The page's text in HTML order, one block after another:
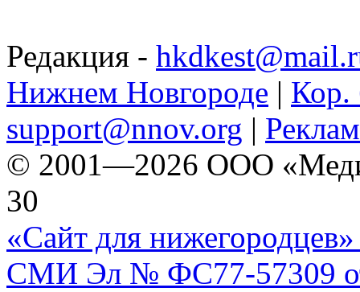
Редакция -
Нижнем Новгороде | Кор.
support@nnov.org |
© 2001—2026 ООО
30
«Сайт для нижегородцев»
СМИ Эл № ФС77-57309